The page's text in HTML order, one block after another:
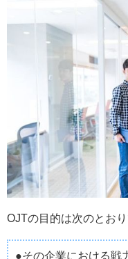
OJTの目的は次のとおり
●その企業における戦